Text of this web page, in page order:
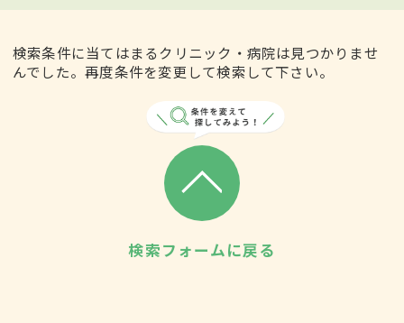
検索条件に当てはまるクリニック・病院は見つかりませ
んでした。再度条件を変更して検索して下さい。
検索フォームに戻る